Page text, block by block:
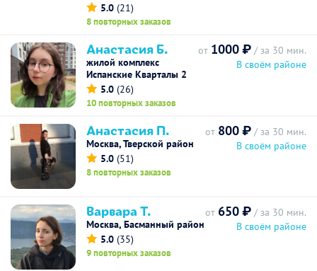
5.0 (21)
8 повторных заказов
Анастасия Б.
жилой комплекс
Испанские Кварталы 2
5.0 (26)
10 повторных заказов
от 1000 ₽ / за 30 мин.
В своём районе
Анастасия П.
Москва, Тверской район
5.0 (51)
8 повторных заказов
от 800 ₽ / за 30 мин.
В своём районе
Варвара Т.
Москва, Басманный район
5.0 (35)
9 повторных заказов
от 650 ₽ / за 30 мин.
В своём районе